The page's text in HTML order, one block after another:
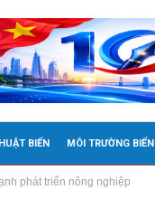
BIỂN MÔI TRƯỜNG BIỂN
phát triển nông nghiệp